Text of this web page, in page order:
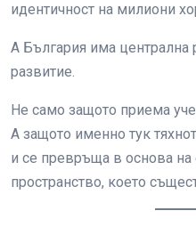
идентичност на милиони
А България има централна
развитие.
Не само защото приема
А защото именно тук
и се превръща в основа
пространство, което